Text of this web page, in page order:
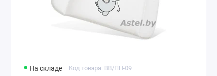
На складе Код товара: BB/ПН-09